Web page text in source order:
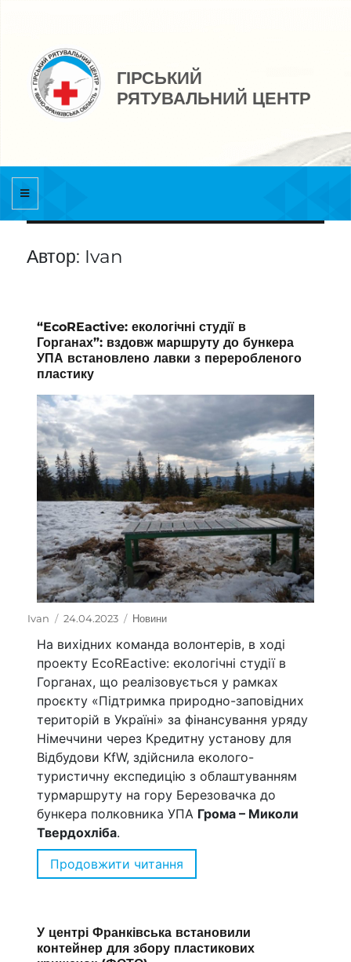
ГІРСЬКИЙ
РЯТУВАЛЬНИЙ ЦЕНТР
Автор: Ivan
“EcoREactive: екологічні студії в
Горганах”: вздовж маршруту до бункера
УПА встановлено лавки з переробленого
пластику
Автор
Ivan Оприлюднено
24.04.2023 Категорії
Новини
На вихідних команда волонтерів, в ході
проекту EcoREactive: екологічні студії в
Горганах, що реалізовується у рамках
проєкту «Підтримка природно-заповідних
територій в Україні» за фінансування уряду
Німеччини через Кредитну установу для
Відбудови KfW, здійснила еколого-
туристичну експедицію з облаштуванням
турмаршруту на гору Березовачка до
бункера полковника УПА Грома – Миколи
Твердохліба.
Продовжити читання
У центрі Франківська встановили
контейнер для збору пластикових